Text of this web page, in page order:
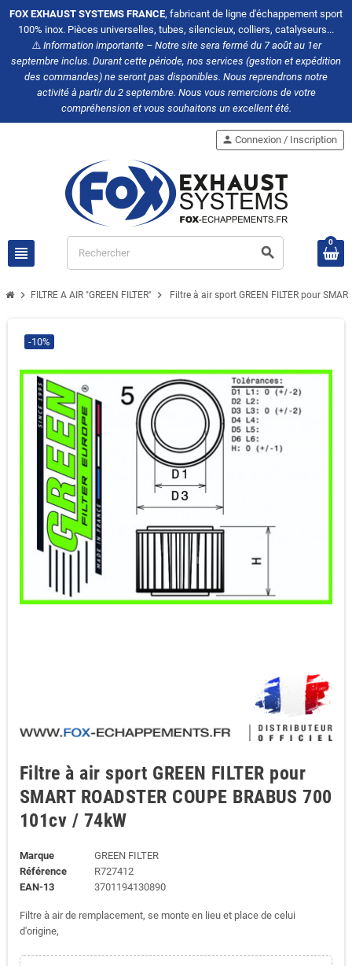
FOX EXHAUST SYSTEMS FRANCE, fabricant de ligne d'échappement sport
100% inox. Pièces universelles, tubes, silencieux, colliers, catalyseurs...
⚠️Information importante – Notre site sera fermé du 7 août au 1er
septembre inclus. Durant cette période, nos services (gestion et expédition
des commandes) ne seront pas disponibles. Nous reprendrons notre
activité à partir du 2 septembre. Nous vous remercions de votre
compréhension et vous souhaitons un excellent été.
view_headline search
person Connexion / Inscription
0
chevron_right FILTRE A AIR "GREEN FILTER" chevron_right Filtre à air sport GREEN FILTER pour
-10%
Filtre à air sport GREEN FILTER pour
SMART ROADSTER COUPE BRABUS 700
101cv / 74kW
Marque
GREEN FILTER
Référence
R727412
EAN-13
3701194130890
Filtre à air de remplacement, se monte en lieu et place de celui
d'origine,